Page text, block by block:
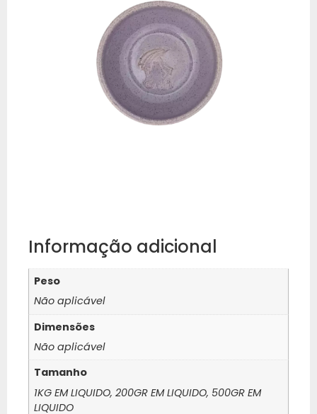
Informação adicional
Peso
Não aplicável
Dimensões
Não aplicável
Tamanho
1KG EM LIQUIDO, 200GR EM LIQUIDO, 500GR EM
LIQUIDO